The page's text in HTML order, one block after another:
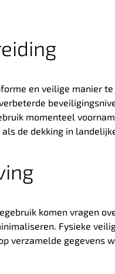
en veilige manier
momenteel
de dekking in
komen vragen
Fysieke
verzamelde gegevens